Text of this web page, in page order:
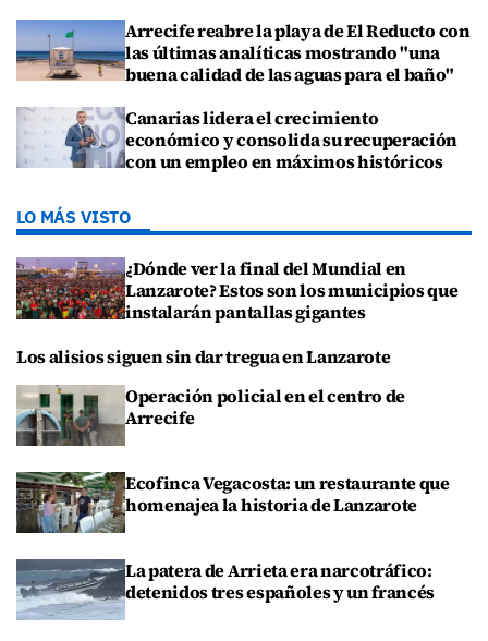
Arrecife reabre la playa de El Reducto con
las últimas analíticas mostrando "una
buena calidad de las aguas para el baño"
Canarias lidera el crecimiento
económico y consolida su recuperación
con un empleo en máximos históricos
LO MÁS VISTO
¿Dónde ver la final del Mundial en
Lanzarote? Estos son los municipios que
instalarán pantallas gigantes
Los alisios siguen sin dar tregua en Lanzarote
Operación policial en el centro de
Arrecife
Ecofinca Vegacosta: un restaurante que
homenajea la historia de Lanzarote
La patera de Arrieta era narcotráfico:
detenidos tres españoles y un francés